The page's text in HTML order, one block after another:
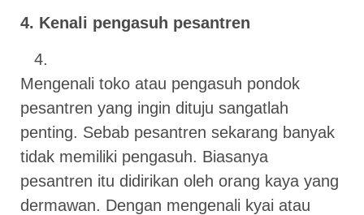
4. Kenali pengasuh pesantren
Mengenali toko atau pengasuh pondok
pesantren yang ingin dituju sangatlah
penting. Sebab pesantren sekarang banyak
tidak memiliki pengasuh. Biasanya
pesantren itu didirikan oleh orang kaya yang
dermawan. Dengan mengenali kyai atau